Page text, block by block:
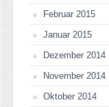
Februar 2015
Januar 2015
Dezember 2014
November 2014
Oktober 2014